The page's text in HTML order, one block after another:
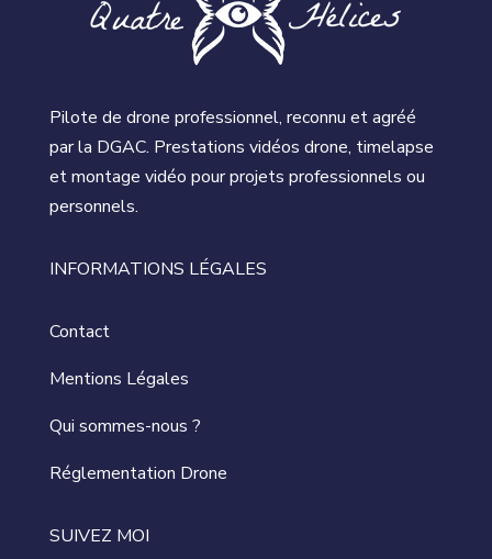
Pilote de drone professionnel, reconnu et agréé
par la DGAC. Prestations vidéos drone, timelapse
et montage vidéo pour projets professionnels ou
personnels.
INFORMATIONS LÉGALES
Contact
Mentions Légales
Qui sommes-nous ?
Réglementation Drone
SUIVEZ MOI